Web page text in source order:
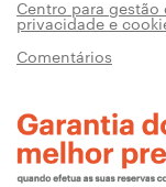
Centro para gestão
privacidade e
Comentários